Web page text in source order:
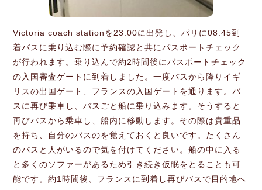
Victoria coach stationを23:00に出発し、パリに08:45到
着バスに乗り込む際に予約確認と共にパスポートチェック
が行われます。乗り込んで約2時間後にパスポートチェック
の入国審査ゲートに到着しました。一度バスから降りイギ
リスの出国ゲート、フランスの入国ゲートを通ります。バ
スに再び乗車し、バスごと船に乗り込みます。そうすると
再びバスから乗車し、船内に移動します。その際は貴重品
を持ち、自分のバスのを覚えておくと良いです。たくさん
のバスと人がいるので気を付けてください。船の中に入る
と多くのソファーがあるため引き続き仮眠をとることも可
能です。約1時間後、フランスに到着し再びバスで目的地へ